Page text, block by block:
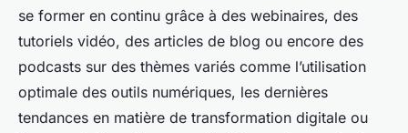
se former en continu grâce à des webinaires, des
tutoriels vidéo, des articles de blog ou encore des
podcasts sur des thèmes variés comme l’utilisation
optimale des outils numériques, les dernières
tendances en matière de transformation digitale ou